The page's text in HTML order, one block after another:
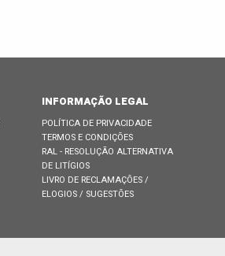
INFORMAÇÃO LEGAL
POLÍTICA DE PRIVACIDADE
TERMOS E CONDIÇÕES
RAL - RESOLUÇÃO ALTERNATIVA
DE LITÍGIOS
LIVRO DE RECLAMAÇÕES /
ELOGIOS / SUGESTÕES